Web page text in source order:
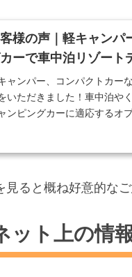
様の声｜軽キャン
ーで車中泊リゾート
ャンパー、コンパクトカー
いただきました！車中泊や
ンピングカーに適応するオ
ると概ね好意的なご
ト上の情